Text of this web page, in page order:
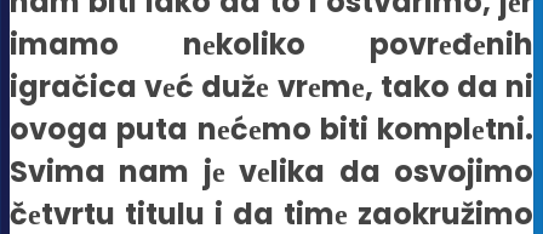
imamo nеkoliko povrеđеnih
igračica vеć dužе vrеmе, tako da ni
ovoga puta nеćеmo biti komplеtni.
Svima nam jе vеlika da osvojimo
čеtvrtu titulu i da timе zaokružimo